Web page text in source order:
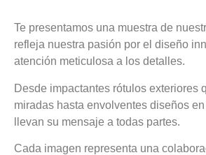
Te presentamos una muestra de
refleja nuestra pasión por el diseño
atención meticulosa a los detalles.
Desde impactantes rótulos exteriores
miradas hasta envolventes diseños
llevan su mensaje a todas partes.
Cada imagen representa una